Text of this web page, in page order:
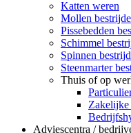
Katten weren
Mollen
Pissebedden
Schimmel
Spinnen
Steenmarter
Thuis of op
Zakelijke
Adviescentra /